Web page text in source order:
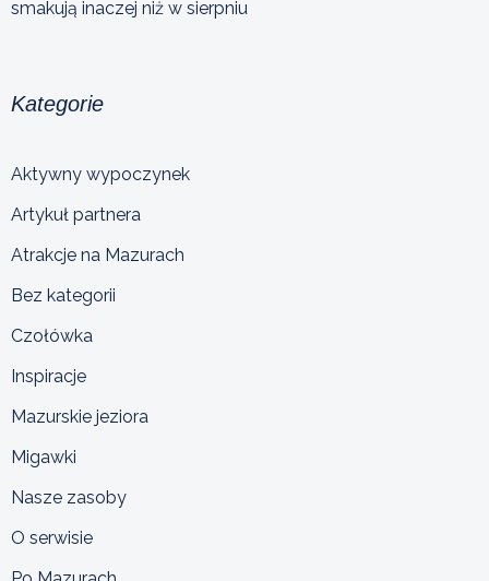
smakują inaczej niż w sierpniu
Kategorie
Aktywny wypoczynek
Artykuł partnera
Atrakcje na Mazurach
Bez kategorii
Czołówka
Inspiracje
Mazurskie jeziora
Migawki
Nasze zasoby
O serwisie